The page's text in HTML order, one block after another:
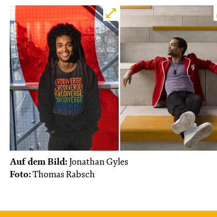
JUNGES SCHAUSPIEL
Das NEIN­horn
von Marc-Uwe Kling und Astrid Henn
Regie: Philipp Alfons Heitmann, Matts Johan
Leenders
Central 1
Karten
So, 25.10. / 16:00 – 17:00
JUNGES SCHAUSPIEL
Auf dem Bild: Jonathan Gyles
Foto:Thomas Rabsch